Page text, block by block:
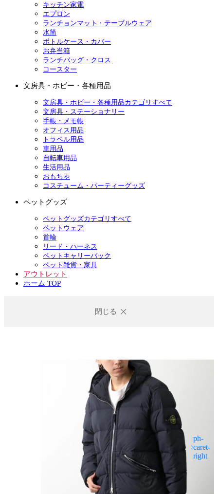
キッチン家電
エプロン
ランチョンマット・テーブルウェア
水筒
ボトルケース・カバー
お弁当箱
ランチバッグ・クロス
コースター
文房具・ホビー・各種用品
文房具・ホビー・各種用品カテゴリすべて
文房具・ステーショナリー
手帳・メモ帳
オフィス用品
トラベル用品
車用品
自転車用品
生活用品
おもちゃ
コスチューム・パーティーグッズ
ペットグッズ
ペットグッズカテゴリすべて
ペットウェア
首輪
リード・ハーネス
ペットキャリーバック
ペット雑貨・家具
アウトレット
ホーム TOP
閉じる